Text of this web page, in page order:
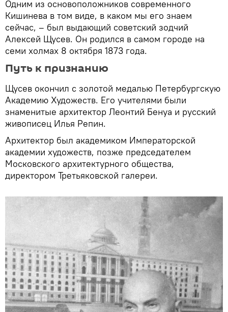
Одним из основоположников современного
Кишинева в том виде, в каком мы его знаем
сейчас, – был выдающий советский зодчий
Алексей Щусев. Он родился в самом городе на
семи холмах 8 октября 1873 года.
Путь к признанию
Щусев окончил с золотой медалью Петербургскую
Академию Художеств. Его учителями были
знаменитые архитектор Леонтий Бенуа и русский
живописец Илья Репин.
Архитектор был академиком Императорской
академии художеств, позже председателем
Московского архитектурного общества,
директором Третьяковской галереи.